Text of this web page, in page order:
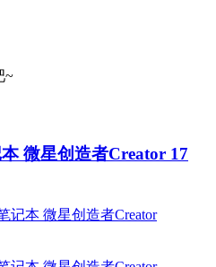
~
微星创造者Creator 17